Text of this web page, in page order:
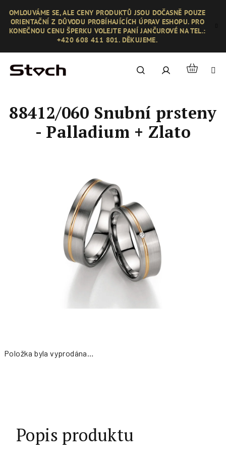
obsah
OMLOUVÁME SE, ALE CENY PRODUKTŮ JSOU DOČASNĚ POUZE
ORIENTAČNÍ Z DŮVODU PROBÍHAJÍCÍCH ÚPRAV ESHOPU. PRO
KONEČNOU CENU ŠPERKU VOLEJTE PANÍ JANČUROVÉ NA TEL.:
+420 608 411 801. DĚKUJEME.
Hledat PřihlášeníNákupní
Položka byla vyprodána…
88412/060 Snubní prsteny
- Palladium + Zlato
Popis produktu